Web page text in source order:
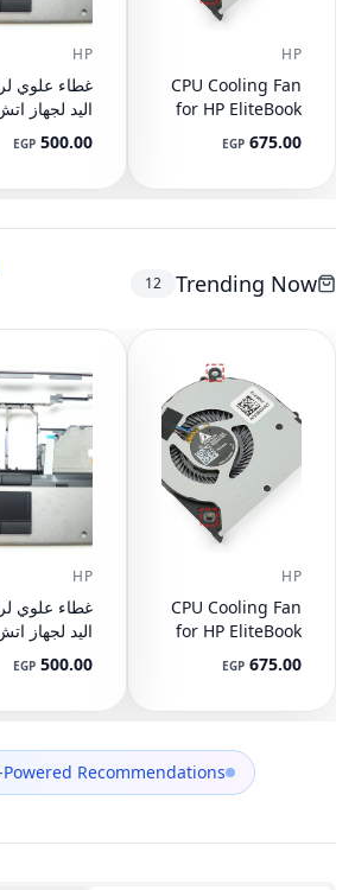
HP
CPU Cooling Fan
for HP EliteBook
745 G3 G4, 840
G3 G4, 848 G3
DC05V 0.50A
675.00
EGP
HP
غطاء علوي
اليد لجهاز
مع تاتش باد
(مستعمل)
500.00
EGP
Trending Now
12
HP
CPU Cooling Fan
for HP EliteBook
745 G3 G4, 840
G3 G4, 848 G3
DC05V 0.50A
675.00
EGP
HP
غطاء علوي
اليد لجهاز
مع تاتش باد
(مستعمل)
500.00
EGP
Recommendations